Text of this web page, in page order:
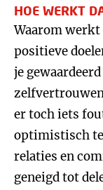
HOE WERKT
Waarom
positieve
je
er toch iets
optimistisch
relaties en
geneigd tot